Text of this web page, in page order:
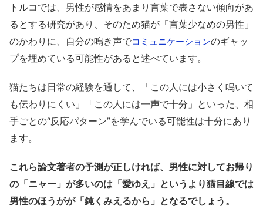
トルコでは、男性が感情をあまり言葉で表さない傾向があ
るとする研究があり、そのため猫が「言葉少なめの男性」
のかわりに、自分の鳴き声でコミュニケーションのギャッ
プを埋めている可能性があると述べています。
猫たちは日常の経験を通して、「この人には小さく鳴いて
も伝わりにくい」「この人には一声で十分」といった、相
手ごとの“反応パターン”を学んでいる可能性は十分にあり
ます。
これら論文著者の予測が正しければ、男性に対してお帰り
の「ニャー」が多いのは「愛ゆえ」というより猫目線では
男性のほうがが「鈍くみえるから」となるでしょう。